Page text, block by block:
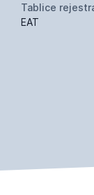
Tablice
EAT